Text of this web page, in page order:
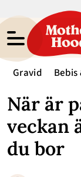
Gravid Bebis
När är
veckan
du bor